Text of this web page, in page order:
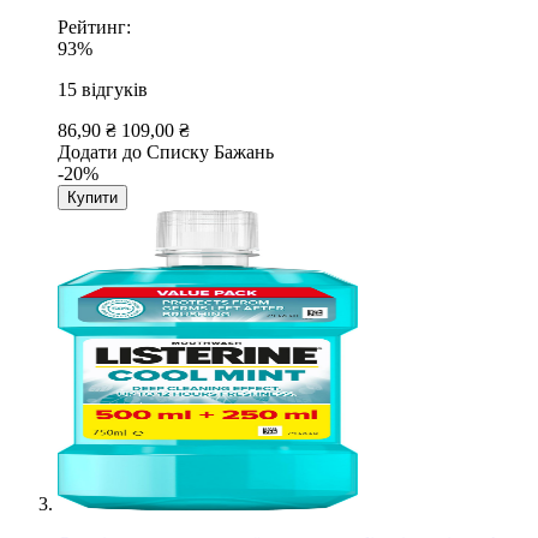
Рейтинг:
93%
15 відгуків
86,90 ₴ 109,00 ₴
Додати до Списку Бажань
-20%
Купити